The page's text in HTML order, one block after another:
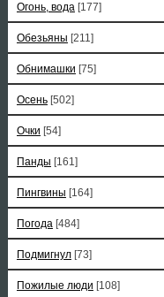
Огонь, вода [177]
Обезьяны [211]
Обнимашки [75]
Осень [502]
Очки [54]
Панды [161]
Пингвины [164]
Погода [484]
Подмигнул [73]
Пожилые люди [108]